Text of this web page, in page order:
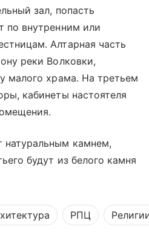
зал, попасть
по внутренним или
Алтарная часть
реки Волковки,
малого храма. На третьем
кабинеты настоятеля
камнем,
будут из белого камня
РПЦ